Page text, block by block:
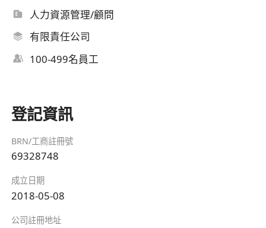
人力資源管理/顧問
有限責任公司
100-499名員工
登記資訊
BRN/工商註冊號
69328748
成立日期
2018-05-08
公司註冊地址